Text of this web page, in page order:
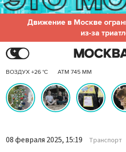
Движение в Москве
из-за
ВОЗДУХ +26 °C АТМ 745 ММ
08 февраля 2025, 15:19 Транспорт